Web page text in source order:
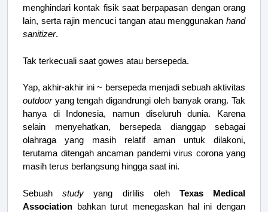
menghindari kontak fisik saat berpapasan dengan orang
lain, serta rajin mencuci tangan atau menggunakan hand
sanitizer.
Tak terkecuali saat gowes atau bersepeda.
Yap, akhir-akhir ini ~ bersepeda menjadi sebuah aktivitas
outdooryang tengah digandrungi oleh banyak orang. Tak
hanya di Indonesia, namun diseluruh dunia. Karena
selain menyehatkan, bersepeda dianggap sebagai
olahraga yang masih relatif aman untuk dilakoni,
terutama ditengah ancaman pandemi virus corona yang
masih terus berlangsung hingga saat ini.
Sebuahstudy yang dirlilis oleh Texas Medical
Association bahkan turut menegaskan hal ini dengan